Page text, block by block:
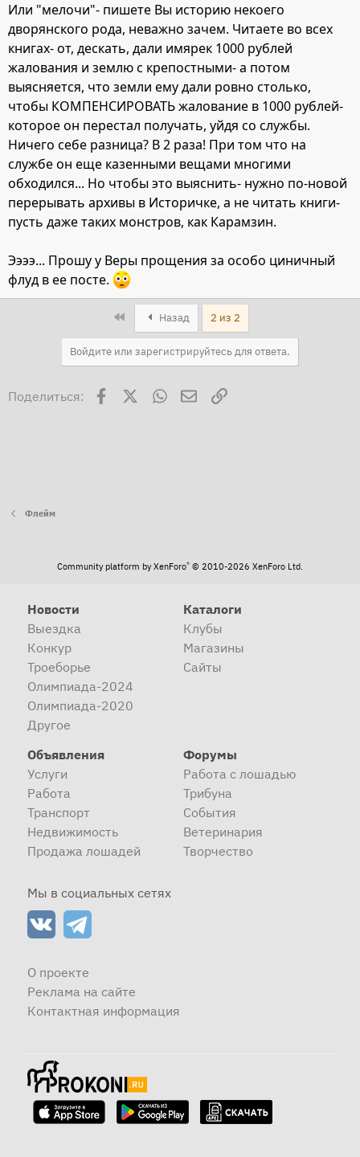
Или "мелочи"- пишете Вы историю некоего
дворянского рода, неважно зачем. Читаете во всех
книгах- от, дескать, дали имярек 1000 рублей
жалования и землю с крепостными- а потом
выясняется, что земли ему дали ровно столько,
чтобы КОМПЕНСИРОВАТЬ жалование в 1000 рублей-
которое он перестал получать, уйдя со службы.
Ничего себе разница? В 2 раза! При том что на
службе он еще казенными вещами многими
обходился... Но чтобы это выяснить- нужно по-новой
перерывать архивы в Историчке, а не читать книги-
пусть даже таких монстров, как Карамзин.
Ээээ... Прошу у Веры прощения за особо циничный
флуд в ее посте.
Назад 2 из 2
Войдите или зарегистрируйтесь для ответа.
Поделиться: Facebook WhatsAppЭлектронная почта
Ссылка
Флейм
Community platform by XenForo® © 2010-2026 XenForo Ltd.
Новости
Выездка
Конкур
Троеборье
Олимпиада-2024
Олимпиада-2020
Другое
Каталоги
Клубы
Магазины
Сайты
Объявления
Услуги
Работа
Транспорт
Недвижимость
Продажа лошадей
Форумы
Работа с лошадью
Трибуна
События
Ветеринария
Творчество
Мы в социальных сетях
О проекте
Реклама на сайте
Контактная информация